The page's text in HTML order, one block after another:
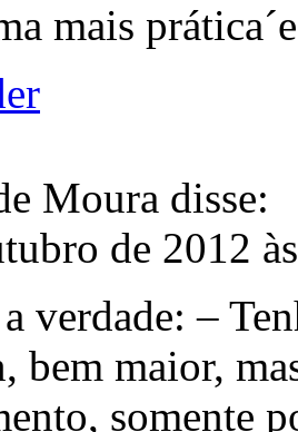
mais
Moura disse:
de 2012
verdade: –
bem maior,
somente